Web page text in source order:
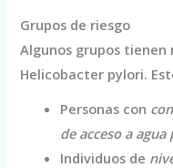
Grupos de riesgo
Algunos grupos
Helicobacter pylori.
Personas con
de acceso a
Individuos de